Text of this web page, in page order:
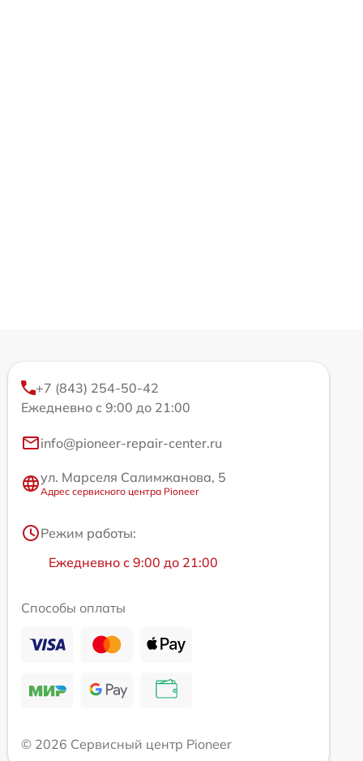
+7 (843) 254-50-42
Ежедневно с 9:00 до 21:00
info@pioneer-repair-center.ru
ул. Марселя Салимжанова, 5
Адрес сервисного центра Pioneer
Режим работы:
Ежедневно с 9:00 до 21:00
Способы оплаты
© 2026 Сервисный центр Pioneer